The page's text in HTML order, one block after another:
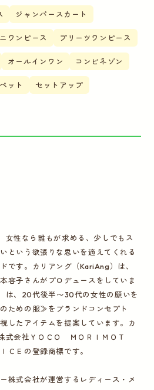
ジャンパースカート
ワンピース プリーツワンピース
オールインワン コンビネゾン
ット セットアップ
女性なら誰もが求める、少しでもス
という欲張りな思いを適えてくれる
です。カリアング（KariAng）は、
容子さんがプロデュースをしていま
は、20代後半〜30代の女性の願いを
ための服≫をブランドコンセプト
したアイテムを提案しています。カ
式会社ＹＯＣＯ ＭＯＲＩＭＯＴ
Ｅの登録商標です。
株式会社が運営するレディース・メ